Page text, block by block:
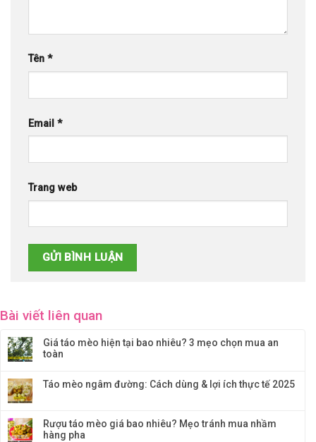
Tên *
Email *
Trang web
Bài viết liên quan
Giá táo mèo hiện tại bao nhiêu? 3 mẹo chọn mua an
toàn
Táo mèo ngâm đường: Cách dùng & lợi ích thực tế 2025
Rượu táo mèo giá bao nhiêu? Mẹo tránh mua nhầm
hàng pha